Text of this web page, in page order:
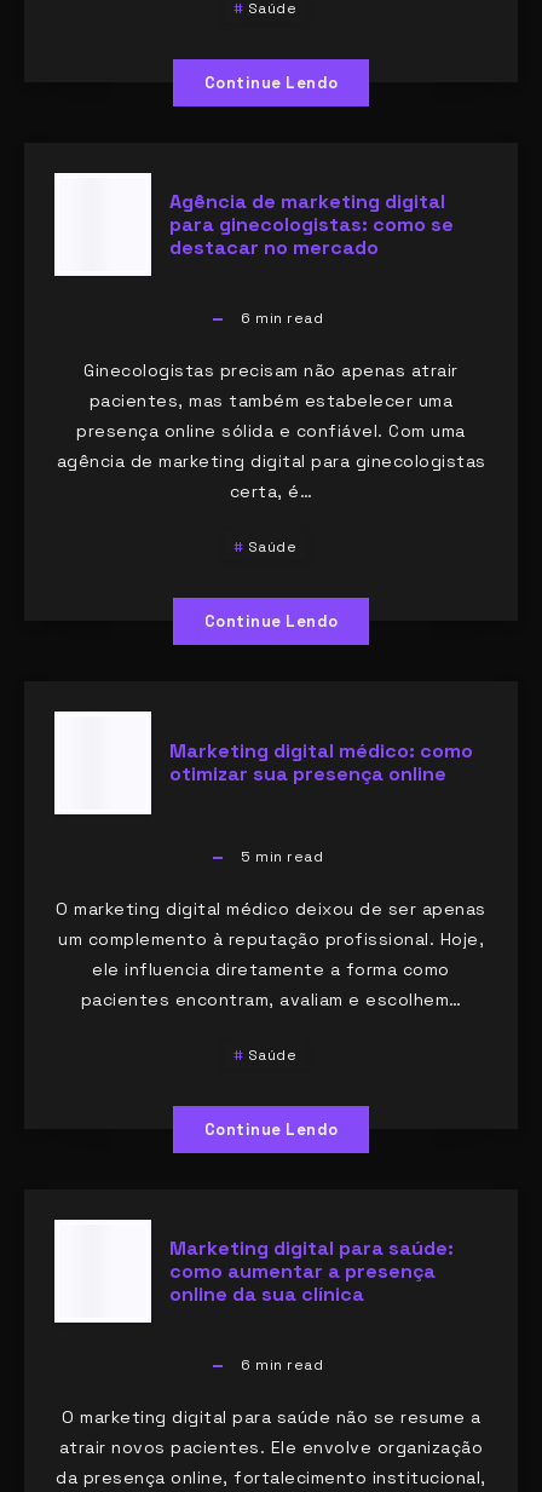
Saúde
Continue Lendo
Agência de marketing digital
para ginecologistas: como se
destacar no mercado
6 min read
Ginecologistas precisam não apenas atrair
pacientes, mas também estabelecer uma
presença online sólida e confiável. Com uma
agência de marketing digital para ginecologistas
certa, é…
Saúde
Continue Lendo
Marketing digital médico: como
otimizar sua presença online
5 min read
O marketing digital médico deixou de ser apenas
um complemento à reputação profissional. Hoje,
ele influencia diretamente a forma como
pacientes encontram, avaliam e escolhem…
Saúde
Continue Lendo
Marketing digital para saúde:
como aumentar a presença
online da sua clínica
6 min read
O marketing digital para saúde não se resume a
atrair novos pacientes. Ele envolve organização
da presença online, fortalecimento institucional,